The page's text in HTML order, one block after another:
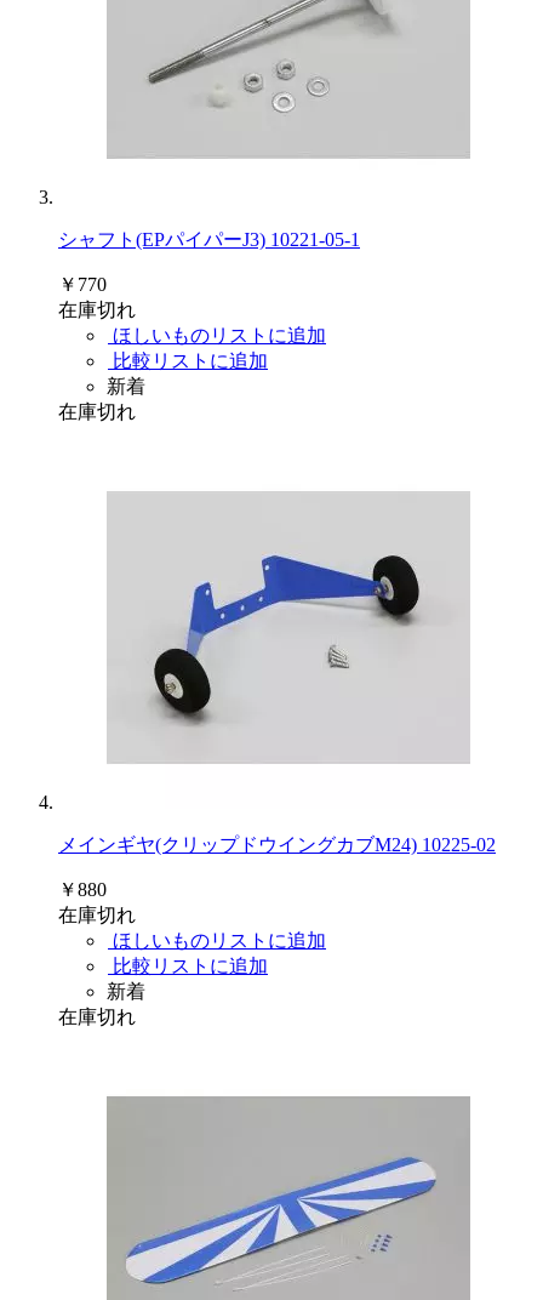
シャフト(EPパイパーJ3) 10221-05-1
￥770
在庫切れ
ほしいものリストに追加
比較リストに追加
新着
在庫切れ
メインギヤ(クリップドウイングカブM24) 10225-02
￥880
在庫切れ
ほしいものリストに追加
比較リストに追加
新着
在庫切れ